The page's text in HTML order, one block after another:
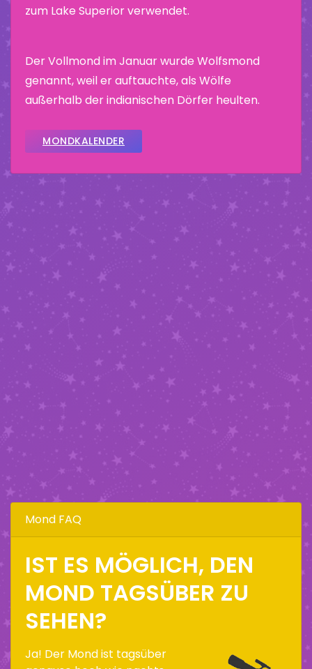
zum Lake Superior verwendet.
Der Vollmond im Januar wurde Wolfsmond
genannt, weil er auftauchte, als Wölfe
außerhalb der indianischen Dörfer heulten.
MONDKALENDER
Mond FAQ
IST ES MÖGLICH, DEN
MOND TAGSÜBER ZU
SEHEN?
Ja! Der Mond ist tagsüber